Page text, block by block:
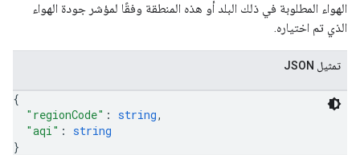
الهواء المطلوبة في ذلك البلد أو هذه المنطقة وفقًا لمؤشر جودة الهواء
الذي تم اختياره.
تمثيل JSON
{
"regionCode" : string,
"aqi" : string
}